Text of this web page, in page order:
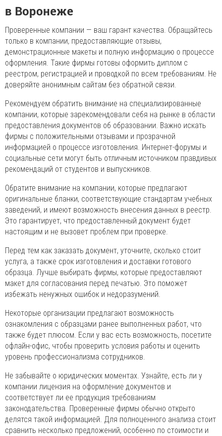
в Воронеже
Проверенные компании — ваш гарант качества. Обращайтесь
только в компании, предоставляющие отзывы,
демонстрационные макеты и полную информацию о процессе
оформления. Такие фирмы готовы оформить диплом с
реестром, регистрацией и проводкой по всем требованиям. Не
доверяйте анонимным сайтам без обратной связи.
Рекомендуем обратить внимание на специализированные
компании, которые зарекомендовали себя на рынке в области
предоставления документов об образовании. Важно искать
фирмы с положительными отзывами и прозрачной
информацией о процессе изготовления. Интернет-форумы и
социальные сети могут быть отличным источником правдивых
рекомендаций от студентов и выпускников.
Обратите внимание на компании, которые предлагают
оригинальные бланки, соответствующие стандартам учебных
заведений, и имеют возможность внесения данных в реестр.
Это гарантирует, что предоставленный документ будет
настоящим и не вызовет проблем при проверке.
Перед тем как заказать документ, уточните, сколько стоит
услуга, а также срок изготовления и доставки готового
образца. Лучше выбирать фирмы, которые предоставляют
макет для согласования перед печатью. Это поможет
избежать ненужных ошибок и недоразумений.
Некоторые организации предлагают возможность
ознакомления с образцами ранее выполненных работ, что
также будет плюсом. Если у вас есть возможность, посетите
офлайн-офис, чтобы проверить условия работы и оценить
уровень профессионализма сотрудников.
Не забывайте о юридических моментах. Узнайте, есть ли у
компании лицензия на оформление документов и
соответствует ли ее продукция требованиям
законодательства. Проверенные фирмы обычно открыто
делятся такой информацией. Для полноценного анализа стоит
сравнить несколько предложений, особенно по стоимости и